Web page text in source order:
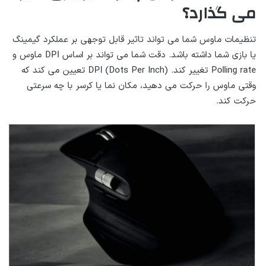
می گذارد؟
تنظیمات ماوس شما می تواند تاثیر قابل توجهی بر عملکرد گیمینگ
یا بازی شما داشته باشد. دقت شما می تواند بر اساس DPI ماوس و
Polling rate تغییر کند. DPI (Dots Per Inch) تعیین می کند که
وقتی ماوس را حرکت می دهید، مکان نما یا کرسر با چه سرعتی
حرکت کند.